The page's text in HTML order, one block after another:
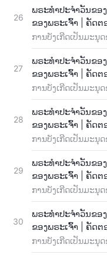
26
ພຣະທຳປະຈຳວັນຂອ
ຂອງພຣະເຈົ້າ | ຄັດຕ
ການບັງເກີດເປັນມະນຸ
27
ພຣະທຳປະຈຳວັນຂອ
ຂອງພຣະເຈົ້າ | ຄັດຕ
ການບັງເກີດເປັນມະນຸ
28
ພຣະທຳປະຈຳວັນຂອ
ຂອງພຣະເຈົ້າ | ຄັດຕ
ການບັງເກີດເປັນມະນຸ
29
ພຣະທຳປະຈຳວັນຂອ
ຂອງພຣະເຈົ້າ | ຄັດຕ
ການບັງເກີດເປັນມະນຸ
30
ພຣະທຳປະຈຳວັນຂອ
ຂອງພຣະເຈົ້າ | ຄັດຕ
ການບັງເກີດເປັນມະນຸ